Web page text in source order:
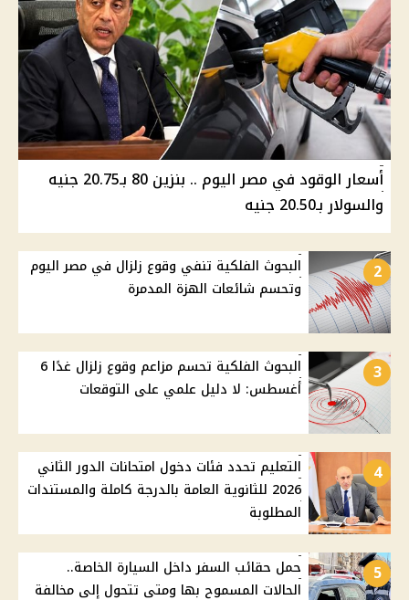
أسعار الوقود في مصر اليوم .. بنزين 80 بـ20.75 جنيه
والسولار بـ20.50 جنيه
2
البحوث الفلكية تنفي وقوع زلزال في مصر اليوم
وتحسم شائعات الهزة المدمرة
3
البحوث الفلكية تحسم مزاعم وقوع زلزال غدًا 6
أغسطس: لا دليل علمي على التوقعات
4
التعليم تحدد فئات دخول امتحانات الدور الثاني
2026 للثانوية العامة بالدرجة كاملة والمستندات
المطلوبة
5
حمل حقائب السفر داخل السيارة الخاصة..
الحالات المسموح بها ومتى تتحول إلى مخالفة